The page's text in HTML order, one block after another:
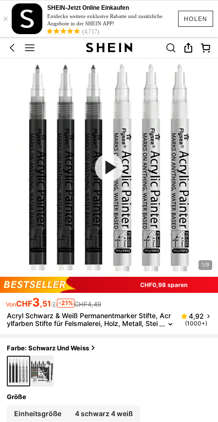
HOLEN
×
SHEIN-Jetzt Online Einkaufen
Entdecke weitere exklusive Rabatte und zusätzliche
Angebote in der SHEIN APP!
(4,717)
1/9
CHF0,98 sparen
VonCHF3,51 -21% CHF4,49
Acryl Schwarz & Weiß Permanentmarker Stifte, Acr
ylfarben Stifte für Felsmalerei, Holz, Metall, Stei
4,92
(1000+)
Farbe: Schwarz Und Weiss
Größe
Einheitsgröße 4 schwarz 4 weiß